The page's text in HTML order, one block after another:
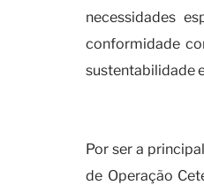
necessidades
conformidade
sustentabilidade
Por ser a
de Operação